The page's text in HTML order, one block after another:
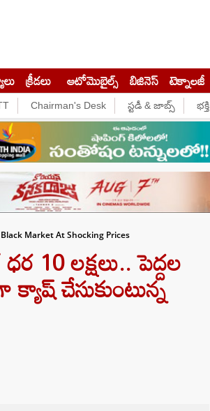
క్రీడలు ఆటోమొబైల్స్ బిజినెస్‌ టెక్నాలజీ
Chairman's Desk స్టడీ & జాబ్స్ భక్తి
Market At Shocking Prices
10 లక్షలు.. పెద్దల
చేసుకుంటున్న